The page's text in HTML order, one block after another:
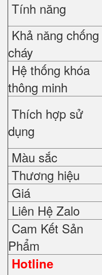
Tính năng
Khả năng chống
cháy
Hệ thống khóa
thông minh
Thích hợp sử
dụng
Màu sắc
Thương hiệu
Giá
Liên Hệ Zalo
Cam Kết Sản
Phẩm
Hotline